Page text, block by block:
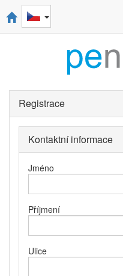
Registrace
Kontaktní informace
Jméno
Příjmení
Ulice